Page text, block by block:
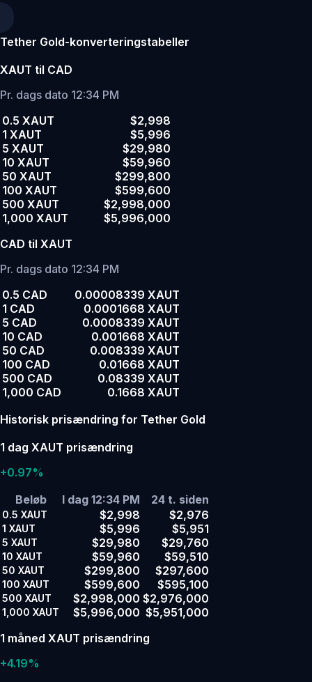
Tether Gold-konverteringstabeller
XAUT til CAD
Pr. dags dato 12:34 PM
0.5 XAUT
$2,998
1 XAUT
$5,996
5 XAUT
$29,980
10 XAUT
$59,960
50 XAUT
$299,800
100 XAUT
$599,600
500 XAUT
$2,998,000
1,000 XAUT
$5,996,000
CAD til XAUT
Pr. dags dato 12:34 PM
0.5 CAD
0.00008339 XAUT
1 CAD
0.0001668 XAUT
5 CAD
0.0008339 XAUT
10 CAD
0.001668 XAUT
50 CAD
0.008339 XAUT
100 CAD
0.01668 XAUT
500 CAD
0.08339 XAUT
1,000 CAD
0.1668 XAUT
Historisk prisændring for Tether Gold
1 dag XAUT prisændring
+0.97%
Beløb
I dag 12:34 PM 24 t. siden
0.5 XAUT $2,998 $2,976
1 XAUT $5,996 $5,951
5 XAUT $29,980 $29,760
10 XAUT $59,960 $59,510
50 XAUT $299,800 $297,600
100 XAUT $599,600 $595,100
500 XAUT $2,998,000 $2,976,000
1,000 XAUT $5,996,000 $5,951,000
1 måned XAUT prisændring
+4.19%